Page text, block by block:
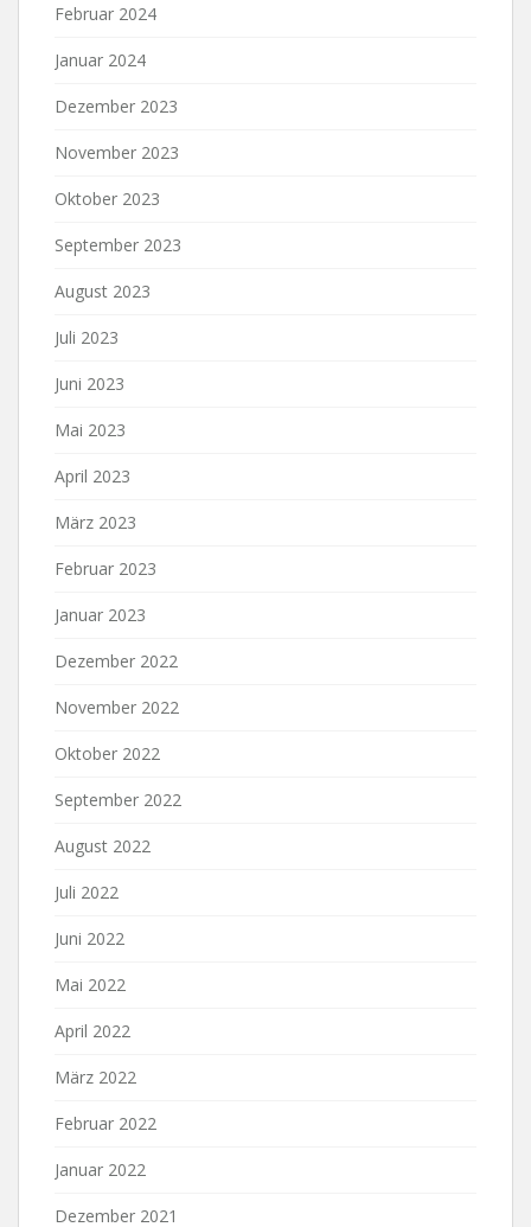
Februar 2024
Januar 2024
Dezember 2023
November 2023
Oktober 2023
September 2023
August 2023
Juli 2023
Juni 2023
Mai 2023
April 2023
März 2023
Februar 2023
Januar 2023
Dezember 2022
November 2022
Oktober 2022
September 2022
August 2022
Juli 2022
Juni 2022
Mai 2022
April 2022
März 2022
Februar 2022
Januar 2022
Dezember 2021